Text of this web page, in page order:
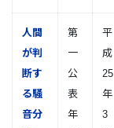
人間
が判
断す
る騒
音分
第
一
公
表
年
平
成
25
年
3